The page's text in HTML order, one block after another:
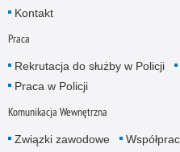
Kontakt
Praca
Rekrutacja do służby w Policji
Praca w Policji
Komunikacja Wewnętrzna
Związki zawodowe